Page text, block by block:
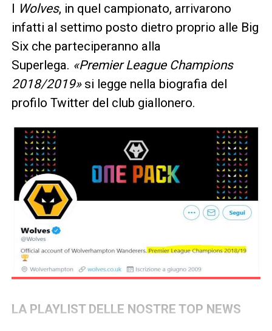
I Wolves, in quel campionato, arrivarono
infatti al settimo posto dietro proprio alle Big
Six che parteciperanno alla
Superlega. «Premier League Champions
2018/2019» si legge nella biografia del
profilo Twitter del club giallonero.
LA PLAYLIST DELLE NOSTRE TOP NEWS